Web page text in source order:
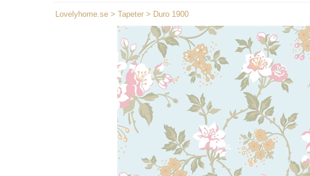
Lovelyhome.se > Tapeter > Duro 1900